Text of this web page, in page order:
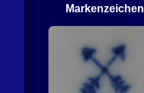
Markenzeichen